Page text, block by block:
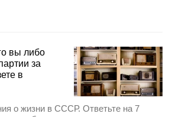
вы либо
за
в
о жизни в СССР. Ответьте на 7